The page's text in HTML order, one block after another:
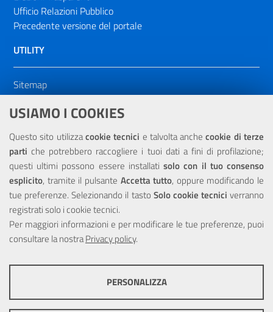
USIAMO I COOKIES
Questo sito utilizzacookie tecnici e talvolta anchecookie di terze
parti che potrebbero raccogliere i tuoi dati a fini di profilazione;
questi ultimi possono essere installatisolo con il tuo consenso
esplicito, tramite il pulsante Accetta tutto, oppure modificando le
tue preferenze. Selezionando il tasto Solo cookie tecnici verranno
registrati solo i cookie tecnici.
Per maggiori informazioni e per modificare le tue preferenze, puoi
consultare la nostraPrivacy policy.
PERSONALIZZA
Ufficio Relazioni Pubblico
Precedente versione del portale
UTILITY
Sitemap
Dichiarazione di accessibilità
NOTE LEGALI
Privacy
Portale realizzato con la partecipazione finanziaria dell'Unione
Europea tramite i fondi del POR Sicilia 2000/2006 Misura 6.05 -